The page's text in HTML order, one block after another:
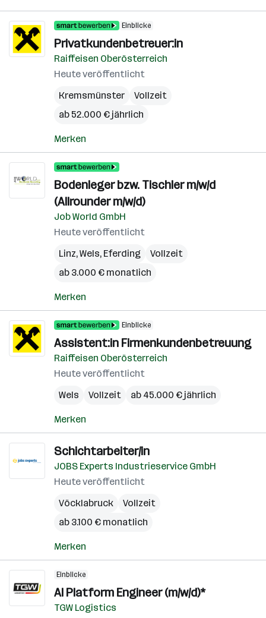
Einblicke
Privatkundenbetreuer:in
Raiffeisen Oberösterreich
Heute veröffentlicht
Kremsmünster
Vollzeit
ab 52.000 € jährlich
Merken
Bodenleger bzw. Tischler m/w/d
(Allrounder m/w/d)
Job World GmbH
Heute veröffentlicht
Linz,Wels, Eferding
Vollzeit
ab 3.000 € monatlich
Merken
Einblicke
Assistent:in Firmenkundenbetreuung
Raiffeisen Oberösterreich
Heute veröffentlicht
Wels
Vollzeit ab 45.000 € jährlich
Merken
Schichtarbeiter/in
JOBS Experts Industrieservice GmbH
Heute veröffentlicht
Vöcklabruck
Vollzeit
ab 3.100 € monatlich
Merken
Einblicke
AI Platform Engineer (m/w/d)*
TGW Logistics